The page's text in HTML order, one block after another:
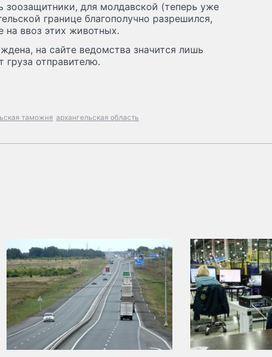
для молдавской (теперь уже
границе благополучно разрешился,
на ввоз этих животных.
на сайте ведомства значится лишь
груза отправителю.
таможня архангельская область